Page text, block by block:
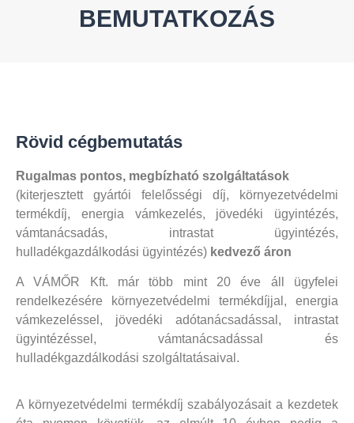
BEMUTATKOZÁS
Rövid cégbemutatás
Rugalmas pontos, megbízható szolgáltatások
(kiterjesztett gyártói felelősségi díj, környezetvédelmi
termékdíj, energia vámkezelés, jövedéki ügyintézés,
vámtanácsadás, intrastat ügyintézés,
hulladékgazdálkodási ügyintézés) kedvező áron
A VÁMŐR Kft. már több mint 20 éve áll ügyfelei
rendelkezésére környezetvédelmi termékdíjjal, energia
vámkezeléssel, jövedéki adótanácsadással, intrastat
ügyintézéssel, vámtanácsadással és
hulladékgazdálkodási szolgáltatásaival.
A környezetvédelmi termékdíj szabályozásait a kezdetek